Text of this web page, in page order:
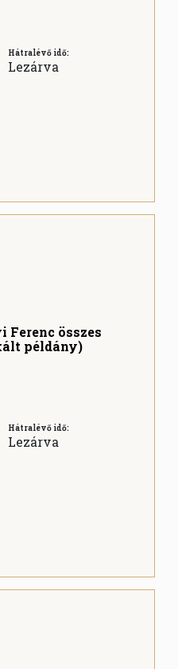
Hátralévő idő:
Lezárva
Ferenc összes
példány)
Hátralévő idő:
Lezárva